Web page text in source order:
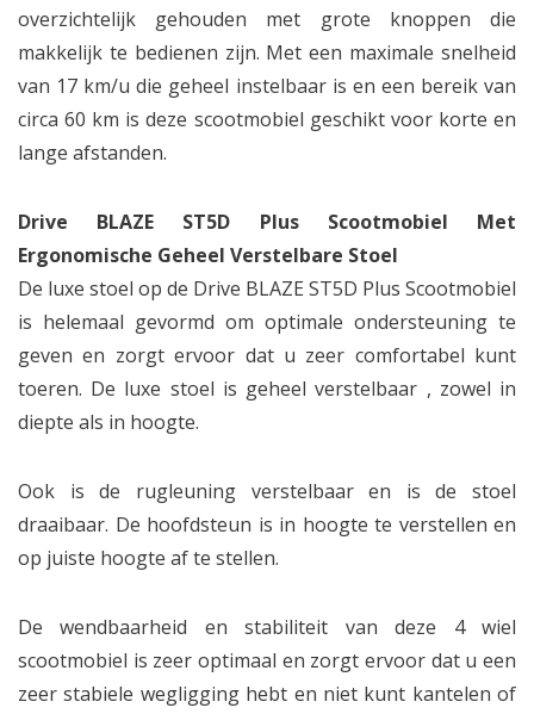
overzichtelijk gehouden met grote knoppen die
makkelijk te bedienen zijn. Met een maximale snelheid
van 17 km/u die geheel instelbaar is en een bereik van
circa 60 km is deze scootmobiel geschikt voor korte en
lange afstanden.
Drive BLAZE ST5D Plus Scootmobiel Met
Ergonomische Geheel Verstelbare Stoel
De luxe stoel op de Drive BLAZE ST5D Plus Scootmobiel
is helemaal gevormd om optimale ondersteuning te
geven en zorgt ervoor dat u zeer comfortabel kunt
toeren. De luxe stoel is geheel verstelbaar , zowel in
diepte als in hoogte.
Ook is de rugleuning verstelbaar en is de stoel
draaibaar. De hoofdsteun is in hoogte te verstellen en
op juiste hoogte af te stellen.
De wendbaarheid en stabiliteit van deze 4 wiel
scootmobiel is zeer optimaal en zorgt ervoor dat u een
zeer stabiele wegligging hebt en niet kunt kantelen of